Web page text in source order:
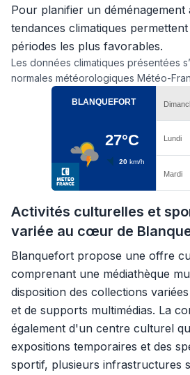
Pour planifier un
tendances climatiques permettent
périodes les plus favorables.
Les données climatiques présentées
normales météorologiques Météo-
Activités culturelles et
variée au cœur de
Blanquefort propose une offre
comprenant une médiathèque
disposition des collections
et de supports multimédias. La
également d'un centre culturel
expositions temporaires et des
sportif, plusieurs infrastructures